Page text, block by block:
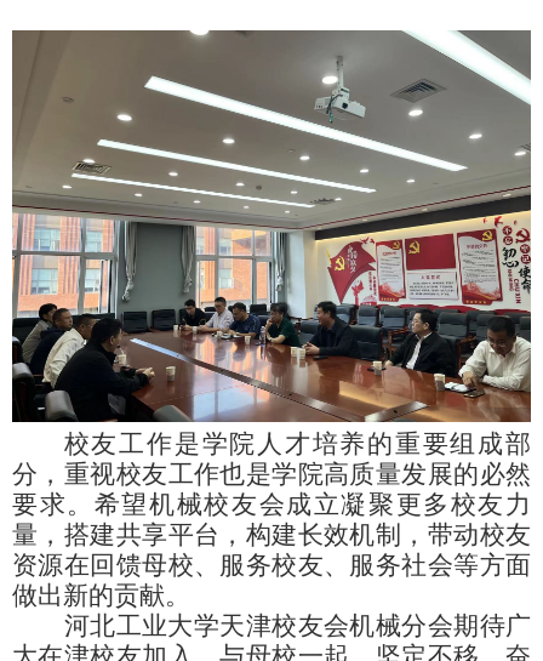
校友工作是学院人才培养的重要组成部
分，重视校友工作也是学院高质量发展的必然
要求。希望机械校友会成立凝聚更多校友力
量，搭建共享平台，构建长效机制，带动校友
资源在回馈母校、服务校友、服务社会等方面
做出新的贡献。
河北工业大学天津校友会机械分会期待广